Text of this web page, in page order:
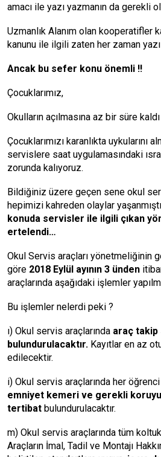
amacı ile yazı yazmanın da gerekli
Uzmanlık Alanım olan kooperatifler
kanunu ile ilgili zaten her zaman
Ancak bu sefer konu önemli !!
Çocuklarımız,
Okulların açılmasına az bir süre kaldı
Çocuklarımızı karanlıkta uykularını
servislere saat uygulamasındaki
zorunda kalıyoruz.
Bildiğiniz üzere geçen sene okul
hepimizi kahreden olaylar
konuda servisler ile ilgili çıkan
ertelendi…
Okul Servis araçları yönetmeliğinin
göre 2018 Eylül ayının 3 ünden
araçlarında aşağıdaki işlemler
Bu işlemler nelerdi peki ?
ı) Okul servis araçlarında araç
bulundurulacaktır. Kayıtlar en az
edilecektir.
i) Okul servis araçlarında her
emniyet kemeri ve gerekli
tertibat bulundurulacaktır.
m) Okul servis araçlarında tüm
Araçların İmal, Tadil ve Montajı